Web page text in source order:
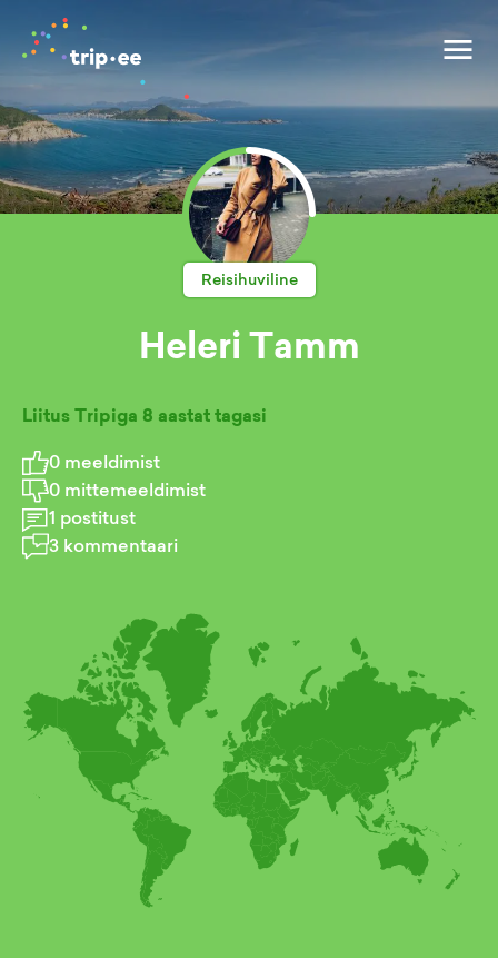
Reisihuviline
Heleri Tamm
Liitus Tripiga 8 aastat tagasi
0 meeldimist
0 mittemeeldimist
1 postitust
3 kommentaari